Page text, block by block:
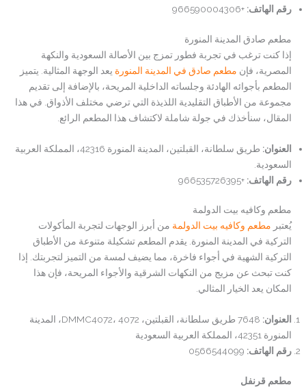
رقم الهاتف:
+966590004306
مطعم صادق المدينة المنورة
إذا كنت ترغب في تجربة فطور تمزج بين الأصالة السعودية والنكهة
المصرية، فإن مطعم صادق في المدينة المنورة يعد الوجهة المثالية. يتميز
المطعم بأجوائه الهادئة وجلساته الداخلية المريحة، بالإضافة إلى تقديم
مجموعة من الأطباق التقليدية اللذيذة التي ترضي مختلف الأذواق. في هذا
المقال، سنأخذك في جولة شاملة لاكتشاف هذا المطعم الرائع.
العنوان:
طريق سلطانة، القبلتين، المدينة المنورة 42316، المملكة العربية
السعودية.
رقم الهاتف:
+966535726395
مطعم وكافيه بيت الدولمة
يُعتبر مطعم وكافيه بيت الدولمة من أبرز الوجهات لتجربة المأكولات
التركية في المدينة المنورة. يقدم المطعم تشكيلة متنوعة من الأطباق
التركية الشهية في أجواء فاخرة، مما يضيف لمسة من التميز لتجربتك. إذا
كنت تبحث عن مزيج من النكهات الشرقية والأجواء المريحة، فإن هذا
المكان يعد الخيار المثالي.
العنوان:
7648 طريق سلطانة، القبلتين، DMMC4072، 4072، المدينة
المنورة 42351، المملكة العربية السعودية
رقم الهاتف:
مطعم قرنفل